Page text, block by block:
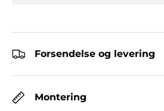
Forsendelse og levering
Montering